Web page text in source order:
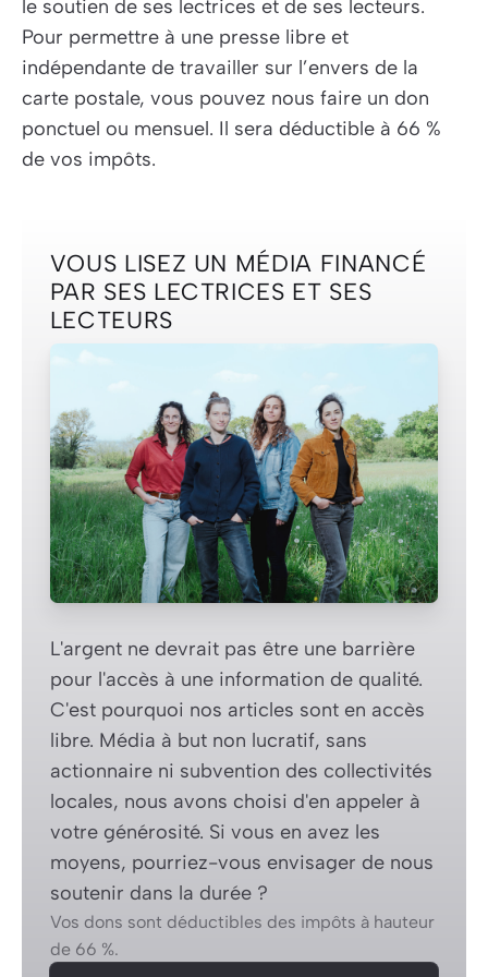
le soutien de ses lectrices et de ses lecteurs.
Pour permettre à une presse libre et
indépendante de travailler sur l’envers de la
carte postale, vous pouvez nous faire un don
ponctuel ou mensuel. Il sera déductible à 66 %
de vos impôts.
VOUS LISEZ UN MÉDIA FINANCÉ
PAR SES LECTRICES ET SES
LECTEURS
L'argent ne devrait pas être une barrière
pour l'accès à une information de qualité.
C'est pourquoi nos articles sont en accès
libre. Média à but non lucratif, sans
actionnaire ni subvention des collectivités
locales, nous avons choisi d'en appeler à
votre générosité. Si vous en avez les
moyens, pourriez-vous envisager de nous
soutenir dans la durée ?
Vos dons sont déductibles des impôts à hauteur
de 66 %.